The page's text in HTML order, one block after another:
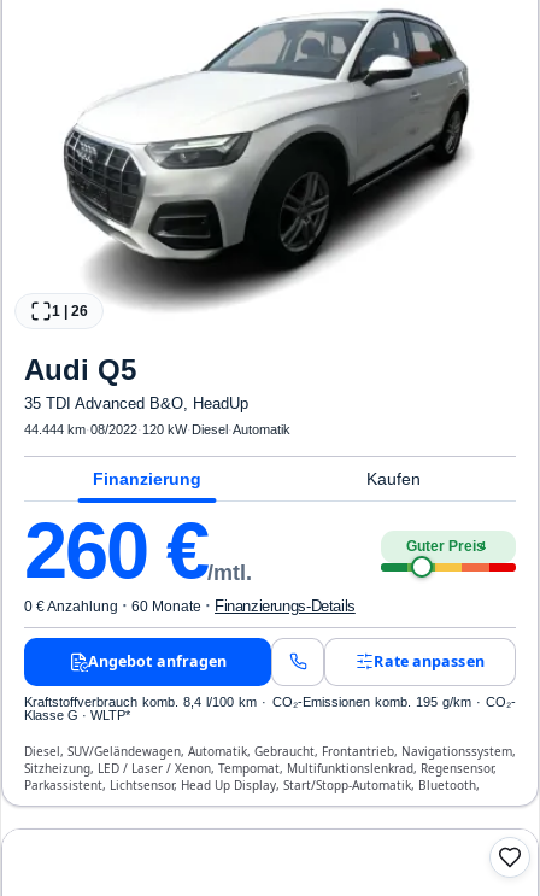
1 | 26
Audi Q5
35 TDI Advanced B&O, HeadUp
44.444 km·08/2022· 120 kW· Diesel·Automatik
Finanzierung Kaufen
260 €/mtl.
Guter Preis4
0 € Anzahlung · 60 Monate · Finanzierungs-Details
Angebot anfragen Rate anpassen
Kraftstoffverbrauch komb. 8,4 l/100 km · CO₂-Emissionen komb. 195 g/km · CO₂-
Klasse G · WLTP*
Diesel, SUV/Geländewagen, Automatik, Gebraucht, Frontantrieb, Navigationssystem,
Sitzheizung, LED / Laser / Xenon, Tempomat, Multifunktionslenkrad, Regensensor,
Parkassistent, Lichtsensor, Head Up Display, Start/Stopp-Automatik, Bluetooth,
Freisprecheinrichtung, ESP, ABS, Klimaautomatik, Front- und Seiten-Airbags